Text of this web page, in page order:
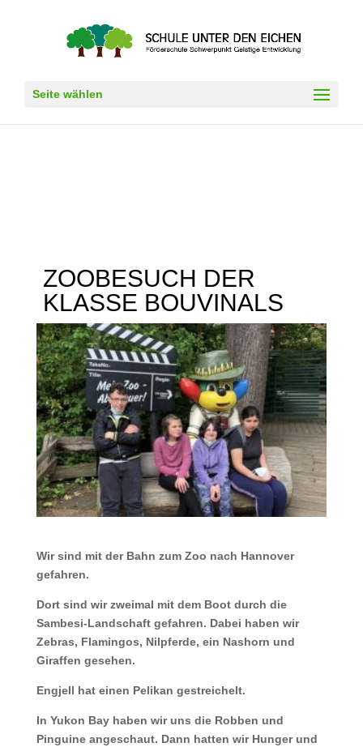
Seite wählen
ZOOBESUCH DER
KLASSE BOUVINALS
Wir sind mit der Bahn zum Zoo nach Hannover
gefahren.
Dort sind wir zweimal mit dem Boot durch die
Sambesi-Landschaft gefahren. Dabei haben wir
Zebras, Flamingos, Nilpferde, ein Nashorn und
Giraffen gesehen.
Engjell hat einen Pelikan gestreichelt.
In Yukon Bay haben wir uns die Robben und
Pinguine angeschaut. Dann hatten wir Hunger und